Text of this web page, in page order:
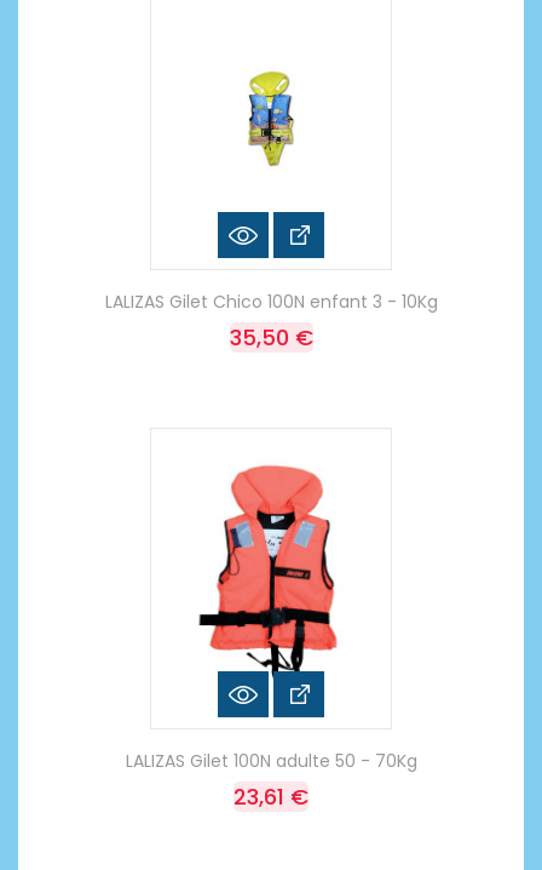
LALIZAS Gilet Chico 100N enfant 3 - 10Kg
35,50 €
LALIZAS Gilet 100N adulte 50 - 70Kg
23,61 €